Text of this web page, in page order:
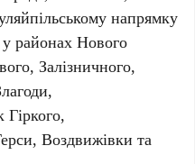
напрямку
у районах Нового
Залізничного,
Гіркого,
Воздвижівки та